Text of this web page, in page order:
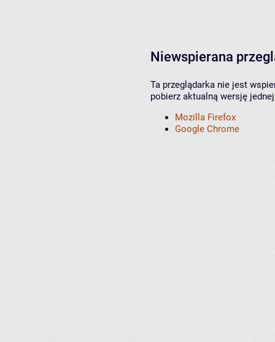
Niewspierana
Ta przeglądarka nie jest
pobierz aktualną wersję
Mozilla Firefox
Google Chrome